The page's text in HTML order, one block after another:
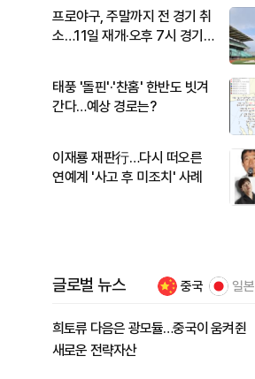
프로야구, 주말까지 전 경기 취
소…11일 재개·오후 7시 경기
태풍 '돌핀'·'찬홈' 한반도 빗겨
간다…예상 경로는?
이재룡 재판行…다시 떠오른
연예계 '사고 후 미조치' 사례
글로벌 뉴스 중국 일본
희토류 다음은 광모듈…중국이 움켜쥔
새로운 전략자산